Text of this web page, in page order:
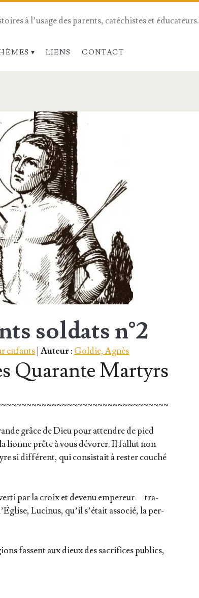
à l’usage des parents, catéchistes et éducateurs.
LIENS CONTACT
soldats n°2
enfants |Auteur :Goldie, Agnès
Quarante Martyrs
grâce de Dieu pour attendre de pied
lionne prête à vous dévo­rer. Il fal­lut non
si dif­fé­rent, qui consis­tait à res­ter cou­ché
par la croix et deve­nu empe­reur — tra­
Luci­nus, qu’il s’é­tait asso­cié, la per­
fassent aux dieux des sacri­fices publics,